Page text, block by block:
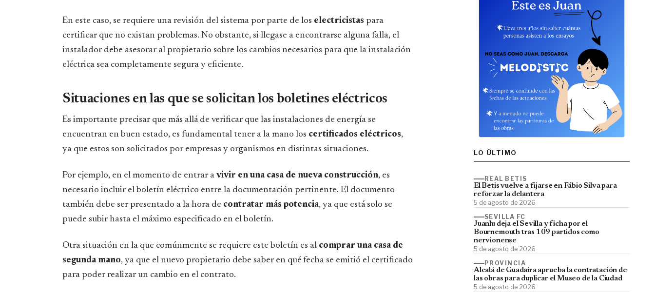
En este caso, se requiere una revisión del sistema por parte de los electricistas para
certificar que no existan problemas. No obstante, si llegase a encontrarse alguna falla, el
instalador debe asesorar al propietario sobre los cambios necesarios para que la instalación
eléctrica sea completamente segura y eficiente.
Situaciones en las que se solicitan los boletines eléctricos
Es importante precisar que más allá de verificar que las instalaciones de energía se
encuentran en buen estado, es fundamental tener a la mano los certificados eléctricos,
ya que estos son solicitados por empresas y organismos en distintas situaciones.
Por ejemplo, en el momento de entrar a vivir en una casa de nueva construcción, es
necesario incluir el boletín eléctrico entre la documentación pertinente. El documento
también debe ser presentado a la hora de contratar más potencia, ya que está solo se
puede subir hasta el máximo especificado en el boletín.
Otra situación en la que comúnmente se requiere este boletín es al comprar una casa de
segunda mano, ya que el nuevo propietario debe saber en qué fecha se emitió el certificado
para poder realizar un cambio en el contrato.
LO ÚLTIMO
REAL BETIS
El Betis vuelve a fijarse en Fábio Silva para
reforzar la delantera
5 de agosto de 2026
SEVILLA FC
Juanlu deja el Sevilla y ficha por el
Bournemouth tras 109 partidos como
nervionense
5 de agosto de 2026
PROVINCIA
Alcalá de Guadaíra aprueba la contratación de
las obras para duplicar el Museo de la Ciudad
5 de agosto de 2026